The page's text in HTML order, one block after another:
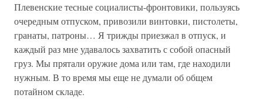
Плевенские тесные социалисты-фронтовики, пользуясь
очередным отпуском, привозили винтовки, пистолеты,
гранаты, патроны… Я трижды приезжал в отпуск, и
каждый раз мне удавалось захватить с собой опасный
груз. Мы прятали оружие дома или там, где находили
нужным. В то время мы еще не думали об общем
потайном складе.